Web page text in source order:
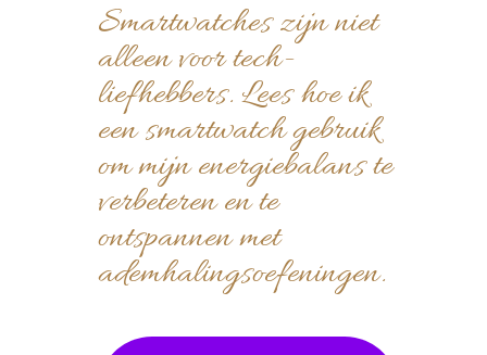
Smartwatches zijn niet
alleen voor tech-
liefhebbers. Lees hoe ik
een smartwatch gebruik
om mijn energiebalans te
verbeteren en te
ontspannen met
ademhalingsoefeningen.